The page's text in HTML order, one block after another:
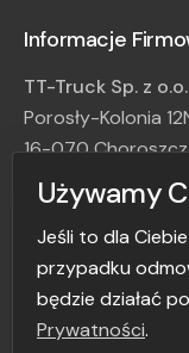
Używamy
Jeśli to dla
przypadku
będzie działać
Prywatności.
Informacje
TT-Truck Sp. z o.o.
Porosły-Kolonia
16-070 Choroszcz
NIP: 966-214-96-
TEL: +48 85 888
E-mail: